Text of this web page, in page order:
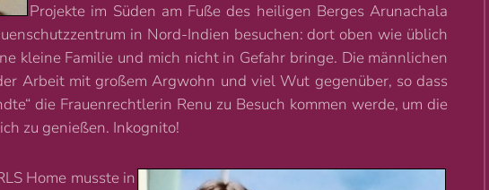
Projekte im Süden am Fuße des heiligen Berges Arunachala
in Nord-Indien besuchen: dort oben wie üblich
kleine Familie und mich nicht in Gefahr bringe. Die männlichen
Arbeit mit großem Argwohn und viel Wut gegenüber, so dass
die Frauenrechtlerin Renu zu Besuch kommen werde, um die
zu genießen. Inkognito!
Home musste in